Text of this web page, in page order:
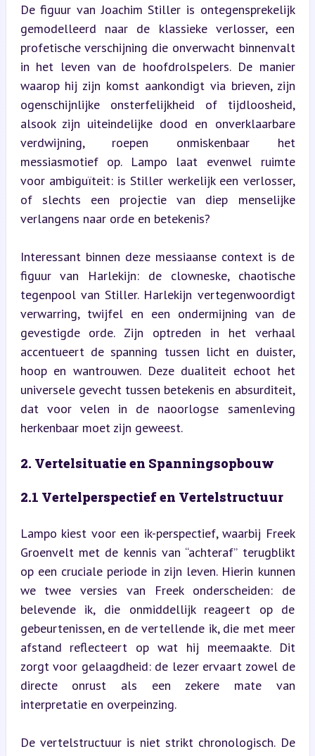
De figuur van Joachim Stiller is ontegensprekelijk
gemodelleerd naar de klassieke verlosser, een
profetische verschijning die onverwacht binnenvalt
in het leven van de hoofdrolspelers. De manier
waarop hij zijn komst aankondigt via brieven, zijn
ogenschijnlijke onsterfelijkheid of tijdloosheid,
alsook zijn uiteindelijke dood en onverklaarbare
verdwijning, roepen onmiskenbaar het
messiasmotief op. Lampo laat evenwel ruimte
voor ambiguïteit: is Stiller werkelijk een verlosser,
of slechts een projectie van diep menselijke
verlangens naar orde en betekenis?
Interessant binnen deze messiaanse context is de
figuur van Harlekijn: de clowneske, chaotische
tegenpool van Stiller. Harlekijn vertegenwoordigt
verwarring, twijfel en een ondermijning van de
gevestigde orde. Zijn optreden in het verhaal
accentueert de spanning tussen licht en duister,
hoop en wantrouwen. Deze dualiteit echoot het
universele gevecht tussen betekenis en absurditeit,
dat voor velen in de naoorlogse samenleving
herkenbaar moet zijn geweest.
2. Vertelsituatie en Spanningsopbouw
2.1 Vertelperspectief en Vertelstructuur
Lampo kiest voor een ik-perspectief, waarbij Freek
Groenvelt met de kennis van “achteraf” terugblikt
op een cruciale periode in zijn leven. Hierin kunnen
we twee versies van Freek onderscheiden: de
belevende ik, die onmiddellijk reageert op de
gebeurtenissen, en de vertellende ik, die met meer
afstand reflecteert op wat hij meemaakte. Dit
zorgt voor gelaagdheid: de lezer ervaart zowel de
directe onrust als een zekere mate van
interpretatie en overpeinzing.
De vertelstructuur is niet strikt chronologisch. De